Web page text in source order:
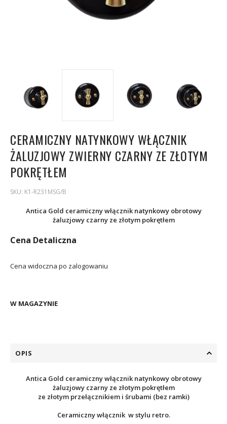
CERAMICZNY NATYNKOWY WŁĄCZNIK
ŻALUZJOWY ZWIERNY CZARNY ZE ZŁOTYM
POKRĘTŁEM
SKU: K1-R231MSG/B
Antica Gold ceramiczny włącznik natynkowy obrotowy
żaluzjowy czarny ze złotym pokrętłem
Cena Detaliczna
Cena widoczna po zalogowaniu
W MAGAZYNIE
OPIS
Antica Gold ceramiczny włącznik natynkowy obrotowy
żaluzjowy czarny ze złotym pokrętłem
ze złotym przełącznikiem i śrubami (bez ramki)
Ceramiczny włącznik w stylu retro.